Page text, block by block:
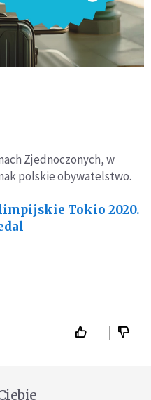
Zjednoczonych, w
polskie obywatelstwo.
Tokio 2020.